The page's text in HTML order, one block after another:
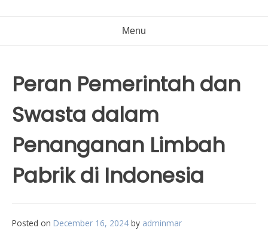
Menu
Peran Pemerintah dan
Swasta dalam
Penanganan Limbah
Pabrik di Indonesia
Posted on December 16, 2024 by adminmar